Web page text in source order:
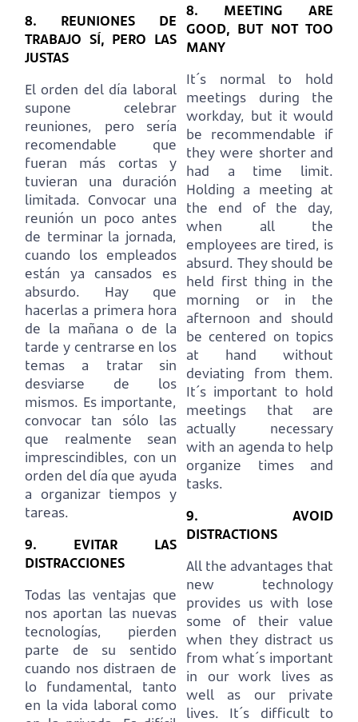
8. REUNIONES DE
TRABAJO SÍ, PERO LAS
JUSTAS
El orden del día laboral
supone celebrar
reuniones, pero sería
recomendable que
fueran más cortas y
tuvieran una duración
limitada. Convocar una
reunión un poco antes
de terminar la jornada,
cuando los empleados
están ya cansados es
absurdo.
Hay que
hacerlas a primera hora
de la mañana o de la
tarde y centrarse en los
temas a tratar sin
desviarse de los
mismos. Es importante,
convocar tan sólo las
que realmente sean
imprescindibles, con un
orden del día que ayuda
a organizar tiempos y
tareas.
9. EVITAR LAS
DISTRACCIONES
Todas las ventajas que
nos aportan las nuevas
tecnologías, pierden
parte de su sentido
cuando nos distraen de
lo fundamental, tanto
en la vida laboral como
8. MEETING ARE
GOOD, BUT NOT TOO
MANY
It´s normal to hold
meetings during the
workday, but it would
be recommendable if
they were shorter and
had a time limit.
Holding a meeting at
the end of the day,
when all the
employees are tired, is
absurd. They should be
held first thing in the
morning or in the
afternoon and should
be centered on topics
at hand without
deviating from them.
It´s important to hold
meetings that are
actually necessary
with an agenda to help
organize times and
tasks.
9. AVOID
DISTRACTIONS
All the advantages that
new technology
provides us with lose
some of their value
when they distract us
from what´s important
in our work lives as
well as our private
lives.
It´s difficult to